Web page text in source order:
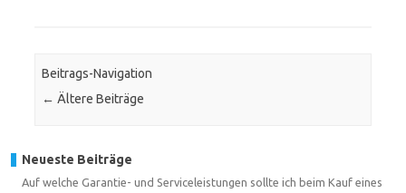
Beitrags-Navigation
← Ältere Beiträge
Neueste Beiträge
Auf welche Garantie- und Serviceleistungen sollte ich beim Kauf eines